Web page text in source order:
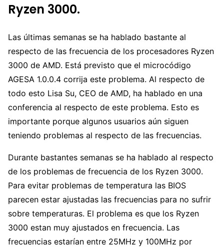
Ryzen 3000.
Las últimas semanas se ha hablado bastante al
respecto de las frecuencia de los procesadores Ryzen
3000 de AMD. Está previsto que el microcódigo
AGESA 1.0.0.4 corrija este problema. Al respecto de
todo esto Lisa Su, CEO de AMD, ha hablado en una
conferencia al respecto de este problema. Esto es
importante porque algunos usuarios aún siguen
teniendo problemas al respecto de las frecuencias.
Durante bastantes semanas se ha hablado al respecto
de los problemas de frecuencia de los Ryzen 3000.
Para evitar problemas de temperatura las BIOS
parecen estar ajustadas las frecuencias para no sufrir
sobre temperaturas. El problema es que los Ryzen
3000 estan muy ajustados en frecuencia. Las
frecuencias estarían entre 25MHz y 100MHz por